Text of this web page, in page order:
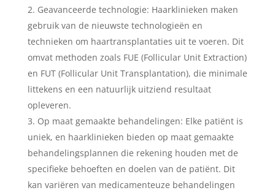
Geavanceerde technologie: Haarklinieken maken
gebruik van de nieuwste technologieën en
technieken om haartransplantaties uit te voeren. Dit
omvat methoden zoals FUE (Follicular Unit Extraction)
en FUT (Follicular Unit Transplantation), die minimale
littekens en een natuurlijk uitziend resultaat
opleveren.
Op maat gemaakte behandelingen: Elke patiënt is
uniek, en haarklinieken bieden op maat gemaakte
behandelingsplannen die rekening houden met de
specifieke behoeften en doelen van de patiënt. Dit
kan variëren van medicamenteuze behandelingen